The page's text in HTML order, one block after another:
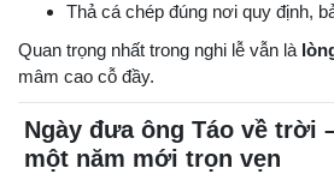
Thả cá chép đúng nơi quy định,
Quan trọng nhất trong nghi lễ vẫn là
mâm cao cỗ đầy.
Ngày đưa ông Táo về trời
một năm mới trọn vẹn